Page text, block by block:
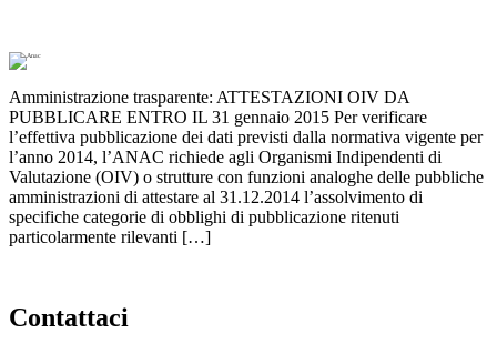
Amministrazione trasparente: ATTESTAZIONI OIV DA
PUBBLICARE ENTRO IL 31 gennaio 2015 Per verificare
l’effettiva pubblicazione dei dati previsti dalla normativa vigente per
l’anno 2014, l’ANAC richiede agli Organismi Indipendenti di
Valutazione (OIV) o strutture con funzioni analoghe delle pubbliche
amministrazioni di attestare al 31.12.2014 l’assolvimento di
specifiche categorie di obblighi di pubblicazione ritenuti
particolarmente rilevanti […]
Contattaci